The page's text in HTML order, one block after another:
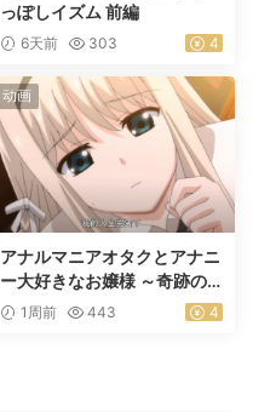
っぽしイズム 前編
6天前 303 4
动画
アナルマニアオタクとアナニ
ー大好きなお嬢様 ～奇跡の
マッチング～ 前編
1周前 443 4